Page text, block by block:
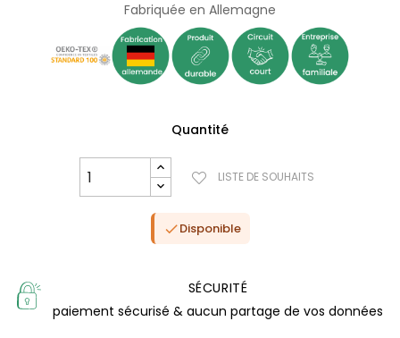
Fabriquée en Allemagne
Quantité
LISTE DE SOUHAITS
Disponible
SÉCURITÉ
paiement sécurisé & aucun partage de vos données